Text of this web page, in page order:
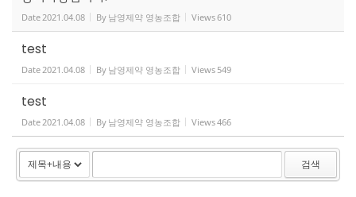
Date 2021.04.08 By 남영제약 영농조합 Views610
test
Date 2021.04.08 By 남영제약 영농조합 Views 549
test
Date 2021.04.08 By 남영제약 영농조합 Views466
검색